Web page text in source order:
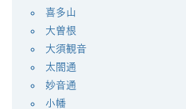
喜多山
大曽根
大須観音
太閤通
妙音通
小幡